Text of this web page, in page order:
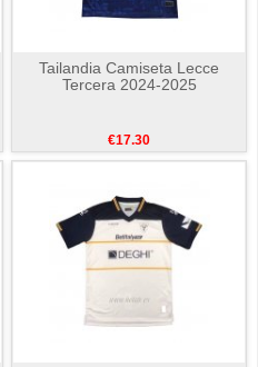
Tailandia Camiseta Lecce
Tercera 2024-2025
€17.30